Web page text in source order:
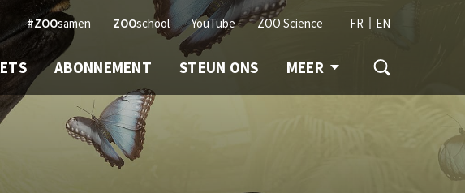
#ZOOsamen ZOOschool YouTube ZOO Science FR EN
ABONNEMENT STEUN ONS MEER